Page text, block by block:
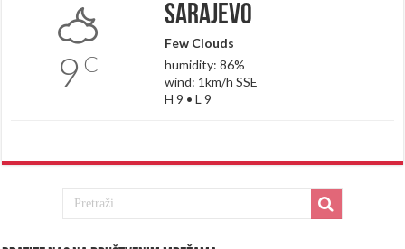
9 C
Sarajevo
Few Clouds
humidity: 86%
wind: 1km/h SSE
H 9 • L 9